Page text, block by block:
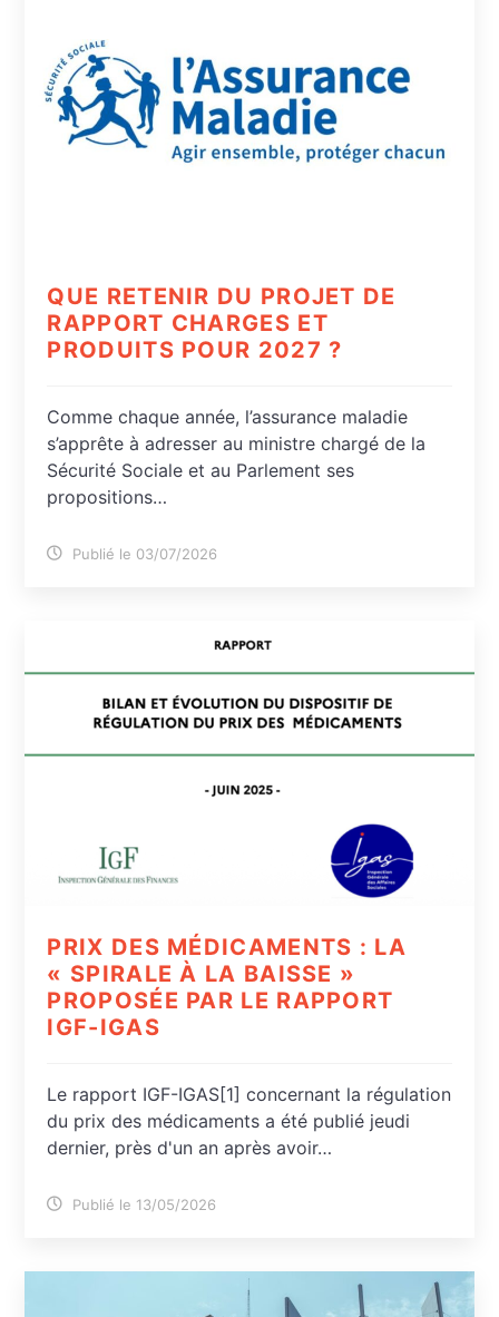
QUE RETENIR DU PROJET DE
RAPPORT CHARGES ET
PRODUITS POUR 2027 ?
Comme chaque année, l’assurance maladie
s’apprête à adresser au ministre chargé de la
Sécurité Sociale et au Parlement ses
propositions…
Publié le 03/07/2026
PRIX DES MÉDICAMENTS : LA
« SPIRALE À LA BAISSE »
PROPOSÉE PAR LE RAPPORT
IGF-IGAS
Le rapport IGF-IGAS[1] concernant la régulation
du prix des médicaments a été publié jeudi
dernier, près d'un an après avoir…
Publié le 13/05/2026